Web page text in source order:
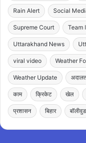
Rain Alert Social
Supreme Court Team
Uttarakhand News
viral video Weather
Weather Update
काम क्रिकेट खेल
प्रशासन बिहार बॉलीवुड